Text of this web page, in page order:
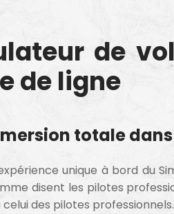
de
de ligne
totale
unique à bord du
disent les pilotes
des pilotes